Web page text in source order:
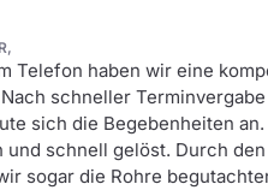
Telefon haben wir eine
schneller
sich die Begebenheiten
und schnell gelöst. Durch
sogar die Rohre